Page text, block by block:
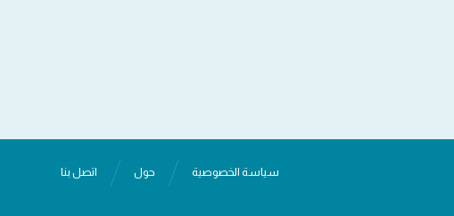
اتصل بنا حول سياسة الخصوصية